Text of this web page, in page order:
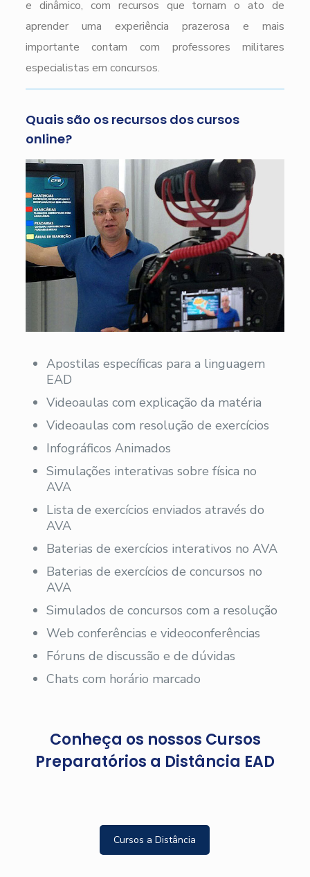
e dinâmico, com recursos que tornam o ato de
aprender uma experiência prazerosa e mais
importante contam com professores militares
especialistas em concursos.
Quais são os recursos dos cursos
online?
Apostilas específicas para a linguagem
EAD
Videoaulas com explicação da matéria
Videoaulas com resolução de exercícios
Infográficos Animados
Simulações interativas sobre física no
AVA
Lista de exercícios enviados através do
AVA
Baterias de exercícios interativos no AVA
Baterias de exercícios de concursos no
AVA
Simulados de concursos com a resolução
Web conferências e videoconferências
Fóruns de discussão e de dúvidas
Chats com horário marcado
Conheça os nossos Cursos
Preparatórios a Distância EAD
Cursos a Distância